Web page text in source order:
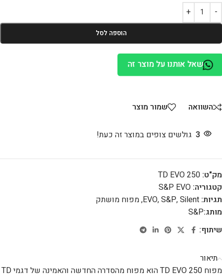
הוספה לסל
שאל אותנו על מוצר זה
השוואה שמור מוצר
3 גולשים צופים במוצר זה כעת!
מק"ט: TD EVO 250
קטגוריה: S&P EVO
תגיות:
EVO,S&P,Silent
,מפוח מושתק
מותג:S&P
שיתוף:
תיאור
מפוח TD EVO 250 הוא מפוח מהסדרה החדשה והאמינה של דגמי TD